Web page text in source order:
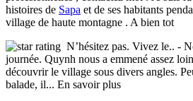
histoires de Sapa et de ses habitants
village de haute montagne . A bien tot
N’hésitez pas. Vivez le.. -
journée. Quynh nous a emmené assez
découvrir le village sous divers angles.
balade, il... En savoir plus